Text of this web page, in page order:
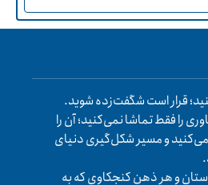
قرار است شگفت‌زده شوید.
را فقط تماشا نمی‌کنید؛ آن را
و مسیر شکل‌گیری دنیای
و هر ذهن کنجکاوی که به